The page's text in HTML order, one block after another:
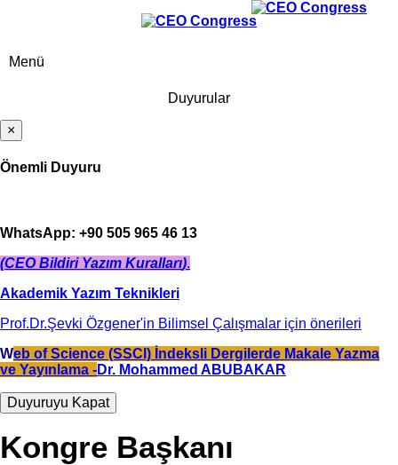
Menü
Duyurular
×
Önemli Duyuru
WhatsApp: +90 505 965 46 13
(CEO Bildiri Yazım Kuralları).
Akademik Yazım Teknikleri
Prof.Dr.Şevki Özgener'in Bilimsel Çalışmalar için önerileri
Web of Science (SSCI) İndeksli Dergilerde Makale Yazma
ve Yayınlama -Dr. Mohammed ABUBAKAR
Duyuruyu Kapat
Kongre Başkanı